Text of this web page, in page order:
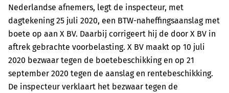
Nederlandse afnemers, legt de inspecteur, met
dagtekening 25 juli 2020, een BTW-naheffingsaanslag met
boete op aan X BV. Daarbij corrigeert hij de door X BV in
aftrek gebrachte voorbelasting. X BV maakt op 10 juli
2020 bezwaar tegen de boetebeschikking en op 21
september 2020 tegen de aanslag en rentebeschikking.
De inspecteur verklaart het bezwaar tegen de